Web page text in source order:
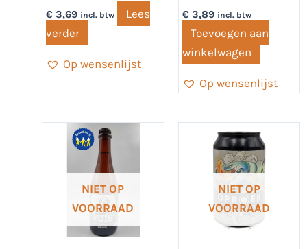
€ 3,69 incl. btw
Lees
verder
Op wensenlijst
€3,89 incl. btw
Toevoegen aan
winkelwagen
Op wensenlijst
NIET OP
VOORRAAD
NIET OP
VOORRAAD